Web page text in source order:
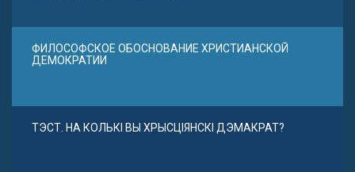
ФИЛОСОФСКОЕ ОБОСНОВАНИЕ ХРИСТИАНСКОЙ
ДЕМОКРАТИИ
ТЭСТ. НА КОЛЬКІ ВЫ ХРЫСЦІЯНСКІ ДЭМАКРАТ?